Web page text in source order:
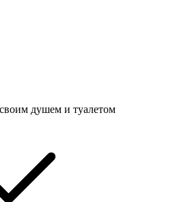
душем и туалетом